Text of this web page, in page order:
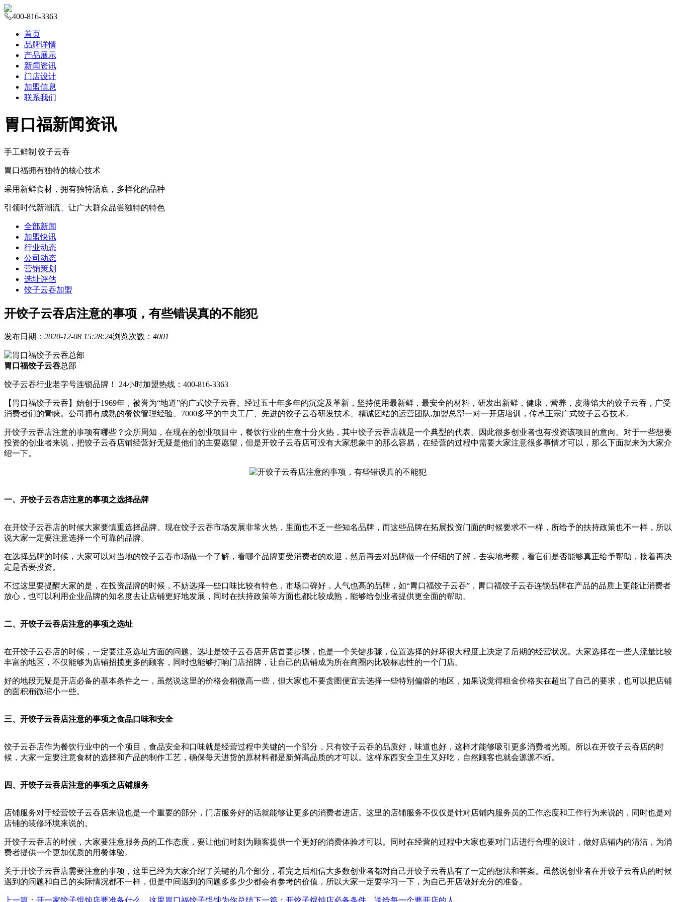
400-816-3363
首页
品牌详情
产品展示
新闻资讯
门店设计
加盟信息
联系我们
胃口福新闻资讯
手工鲜制 |饺子云吞
胃口福拥有独特的核心技术
采用新鲜食材，拥有独特汤底，多样化的品种
引领时代新潮流、让广大群众品尝独特的特色
全部新闻
加盟快讯
行业动态
公司动态
营销策划
选址评估
饺子云吞加盟
开饺子云吞店注意的事项，有些错误真的不能犯
发布日期： 2020-12-08 15:28:24浏览次数： 4001
胃口福饺子云吞总部
饺子云吞行业老字号连锁品牌！ 24小时加盟热线：400-816-3363
【胃口福饺子云吞】始创于1969年，被誉为“地道”的广式饺子云吞。经过五十年多年的沉淀及革新，坚持使用最新鲜，最安全的材料，研发出新鲜，健康，营养，皮薄馅大的饺子云吞，广受
消费者们的青睐。公司拥有成熟的餐饮管理经验、7000多平的中央工厂、先进的饺子云吞研发技术、精诚团结的运营团队,加盟总部一对一开店培训，传承正宗广式饺子云吞技术。
开饺子云吞店注意的事项有哪些？众所周知，在现在的创业项目中，餐饮行业的生意十分火热，其中饺子云吞店就是一个典型的代表。因此很多创业者也有投资该项目的意向。对于一些想要
投资的创业者来说，把饺子云吞店铺经营好无疑是他们的主要愿望，但是开饺子云吞店可没有大家想象中的那么容易，在经营的过程中需要大家注意很多事情才可以，那么下面就来为大家介
绍一下。
一、开饺子云吞店注意的事项之选择品牌
在开饺子云吞店的时候大家要慎重选择品牌。现在饺子云吞市场发展非常火热，里面也不乏一些知名品牌，而这些品牌在拓展投资门面的时候要求不一样，所给予的扶持政策也不一样，所以
说大家一定要注意选择一个可靠的品牌。
在选择品牌的时候，大家可以对当地的饺子云吞市场做一个了解，看哪个品牌更受消费者的欢迎，然后再去对品牌做一个仔细的了解，去实地考察，看它们是否能够真正给予帮助，接着再决
定是否要投资。
不过这里要提醒大家的是，在投资品牌的时候，不妨选择一些口味比较有特色，市场口碑好，人气也高的品牌，如“胃口福饺子云吞”，胃口福饺子云吞连锁品牌在产品的品质上更能让消费者
放心，也可以利用企业品牌的知名度去让店铺更好地发展，同时在扶持政策等方面也都比较成熟，能够给创业者提供更全面的帮助。
二、开饺子云吞店注意的事项之选址
在开饺子云吞店的时候，一定要注意选址方面的问题。选址是饺子云吞店开店首要步骤，也是一个关键步骤，位置选择的好坏很大程度上决定了后期的经营状况。大家选择在一些人流量比较
丰富的地区，不仅能够为店铺招揽更多的顾客，同时也能够打响门店招牌，让自己的店铺成为所在商圈内比较标志性的一个门店。
好的地段无疑是开店必备的基本条件之一，虽然说这里的价格会稍微高一些，但大家也不要贪图便宜去选择一些特别偏僻的地区，如果说觉得租金价格实在超出了自己的要求，也可以把店铺
的面积稍微缩小一些。
三、开饺子云吞店注意的事项之食品口味和安全
饺子云吞店作为餐饮行业中的一个项目，食品安全和口味就是经营过程中关键的一个部分，只有饺子云吞的品质好，味道也好，这样才能够吸引更多消费者光顾。所以在开饺子云吞店的时
候，大家一定要注意食材的选择和产品的制作工艺，确保每天进货的原材料都是新鲜高品质的才可以。这样东西安全卫生又好吃，自然顾客也就会源源不断。
四、开饺子云吞店注意的事项之店铺服务
店铺服务对于经营饺子云吞店来说也是一个重要的部分，门店服务好的话就能够让更多的消费者进店。这里的店铺服务不仅仅是针对店铺内服务员的工作态度和工作行为来说的，同时也是对
店铺的装修环境来说的。
开饺子云吞店的时候，大家要注意服务员的工作态度，要让他们时刻为顾客提供一个更好的消费体验才可以。同时在经营的过程中大家也要对门店进行合理的设计，做好店铺内的清洁，为消
费者提供一个更加优质的用餐体验。
关于开饺子云吞店需要注意的事项，这里已经为大家介绍了关键的几个部分，看完之后相信大多数创业者都对自己开饺子云吞店有了一定的想法和答案。虽然说创业者在开饺子云吞店的时候
遇到的问题和自己的实际情况都不一样，但是中间遇到的问题多多少少都会有参考的价值，所以大家一定要学习一下，为自己开店做好充分的准备。
上一篇 ：开一家饺子馄饨店要准备什么，这里胃口福饺子馄饨为你总结下一篇 ：开饺子馄饨店必备条件，送给每一个要开店的人